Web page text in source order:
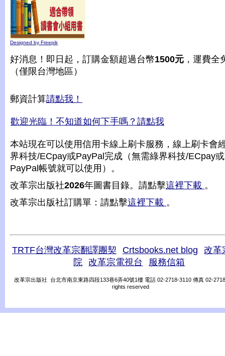
Designed by Freepik
好消息！即日起，訂購金額超過台幣1500元 ，運費全
（僅限台灣地區）
郵資計算請點我！
歡迎光臨！不知道如何下手嗎？請點我
本站現在可以使用信用卡線上刷卡服務，線上刷卡會
界科技/ECpay或PayPal完成（無需綠界科技/ECpay或
PayPal帳號就可以使用）。
改革宗出版社2026年圖書目錄。請點擊這裡下載 。
改革宗出版社訂購單：請點擊這裡下載 。
TRTF台灣改革宗翻譯團契 Crtsbooks.net blog
改革
院
改革宗電視台 服務信箱
改革宗出版社 台北市南京東路四段133巷6弄40號1樓 電話 02-2718-3110 傳真 02-
rights reserved